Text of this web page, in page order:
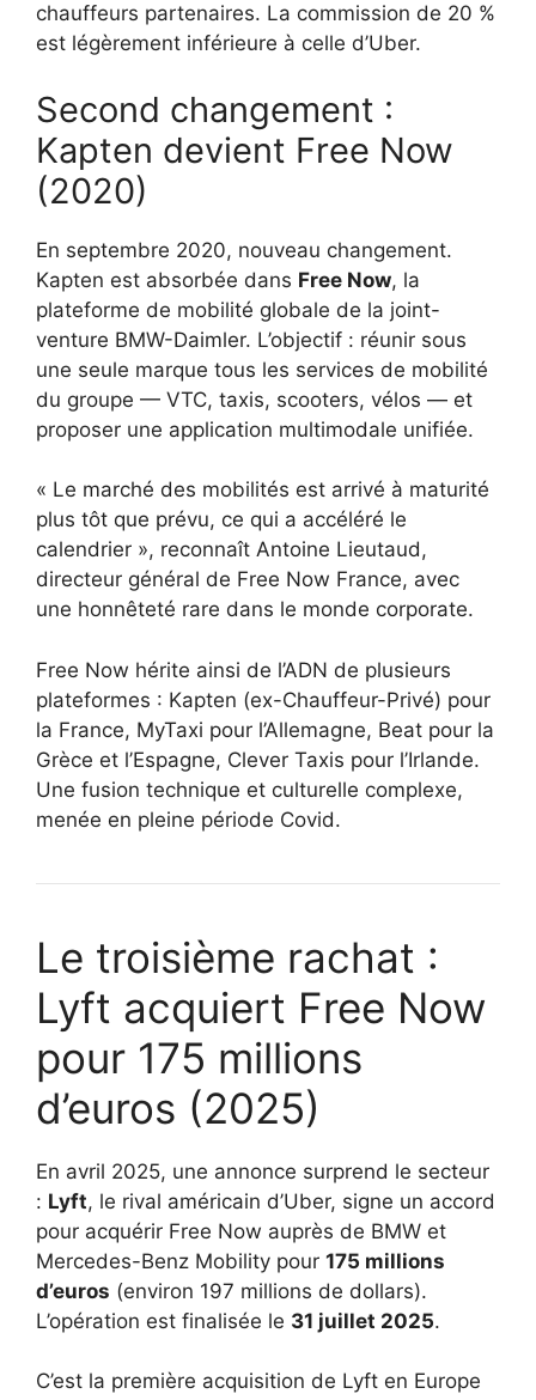
chauffeurs partenaires. La commission de 20 %
est légèrement inférieure à celle d’Uber.
Second changement :
Kapten devient Free Now
(2020)
En septembre 2020, nouveau changement.
Kapten est absorbée dans Free Now, la
plateforme de mobilité globale de la joint-
venture BMW-Daimler. L’objectif : réunir sous
une seule marque tous les services de mobilité
du groupe — VTC, taxis, scooters, vélos — et
proposer une application multimodale unifiée.
« Le marché des mobilités est arrivé à maturité
plus tôt que prévu, ce qui a accéléré le
calendrier », reconnaît Antoine Lieutaud,
directeur général de Free Now France, avec
une honnêteté rare dans le monde corporate.
Free Now hérite ainsi de l’ADN de plusieurs
plateformes : Kapten (ex-Chauffeur-Privé) pour
la France, MyTaxi pour l’Allemagne, Beat pour la
Grèce et l’Espagne, Clever Taxis pour l’Irlande.
Une fusion technique et culturelle complexe,
menée en pleine période Covid.
Le troisième rachat :
Lyft acquiert Free Now
pour 175 millions
d’euros (2025)
En avril 2025, une annonce surprend le secteur
: Lyft, le rival américain d’Uber, signe un accord
pour acquérir Free Now auprès de BMW et
Mercedes-Benz Mobility pour 175 millions
d’euros (environ 197 millions de dollars).
L’opération est finalisée le 31 juillet 2025.
C’est la première acquisition de Lyft en Europe